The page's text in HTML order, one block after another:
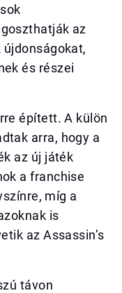
az
és részei
épített. A külön
arra, hogy a
az új játék
a franchise
míg a
is
az Assassin’s
távon